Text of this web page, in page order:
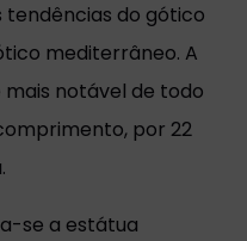
tendências do gótico
mediterrâneo. A
notável de todo
por 22
se a estátua